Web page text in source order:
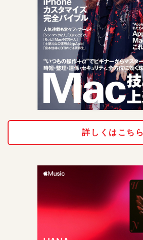
詳しくはこちら